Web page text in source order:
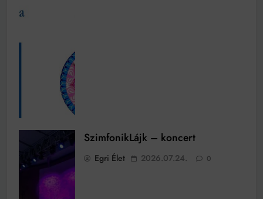
SzimfonikLájk – koncert
Egri Élet 2026.07.24. 0